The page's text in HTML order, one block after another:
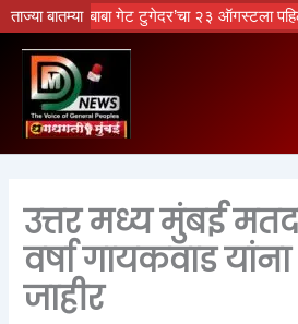
ताज्या बातम्या
रे बाबा गेट टुगेदर’चा २३ ऑगस्टला पहिला
Skip
to
content
उत्तर मध्य मुंबई
वर्षा गायकवाड
जाहीर